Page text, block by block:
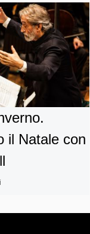
il Natale con